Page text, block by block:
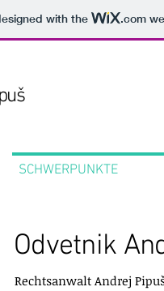
with the .com
SCHWERPUNKTE
Odvetnik
Rechtsanwalt Andrej